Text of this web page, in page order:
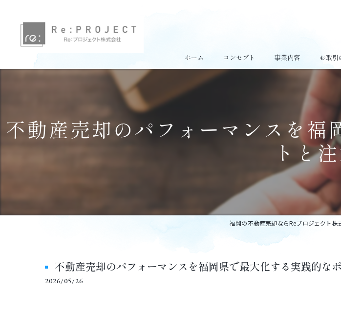
ホーム コンセプト 事業内容 お取引
不動産売却のパフォーマンスを福
トと
福岡の不動産売却ならReプロジェクト株
不動産売却のパフォーマンスを福岡県で最大化する実践的な
2026/05/26